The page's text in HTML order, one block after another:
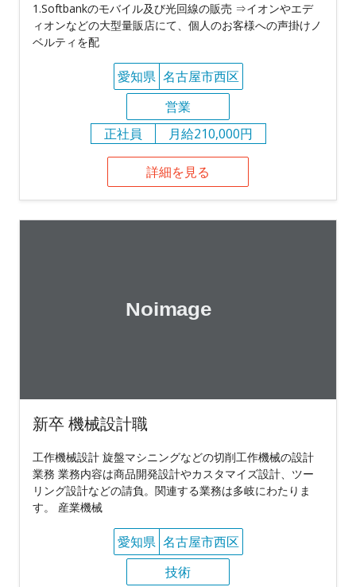
1.Softbankのモバイル及び光回線の販売 ⇒イオンやエデ
ィオンなどの大型量販店にて、個人のお客様への声掛けノ
ベルティを配
愛知県 名古屋市西区
営業
正社員
月給210,000円
詳細を見る
新卒 機械設計職
工作機械設計 旋盤マシニングなどの切削工作機械の設計
業務 業務内容は商品開発設計やカスタマイズ設計、ツー
リング設計などの請負。関連する業務は多岐にわたりま
す。 産業機械
愛知県 名古屋市西区
技術